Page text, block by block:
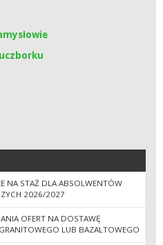
NA STAŻ DLA ABSOLWENTÓW
2026/2027
OFERT NA DOSTAWĘ
LUB BAZALTOWEGO